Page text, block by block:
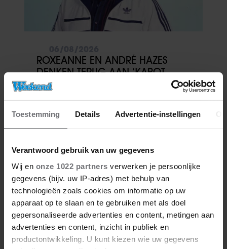
Toestemming Details Advertentie-instellingen
Verantwoord gebruik van uw gegevens
Wij en onze 1022 partners verwerken je persoonlijke
gegevens (bijv. uw IP-adres) met behulp van
technologieën zoals cookies om informatie op uw
apparaat op te slaan en te gebruiken met als doel
gepersonaliseerde advertenties en content, metingen aan
advertenties en content, inzicht in publiek en
productontwikkeling. U kunt kiezen wie uw gegevens
ROXEANNE EN ANDRÉ HAZES
DENKEN TERUG AAN ‘KAPOT
ENGE’ HAZES-IMITATOR: ‘ECHT
NIET GOED BIJ JE PAASEI’
06/08/2026
FAMILIE PEREZ HILTON DEELT
HOOPVOLLE UPDATE: ‘HIJ KAN